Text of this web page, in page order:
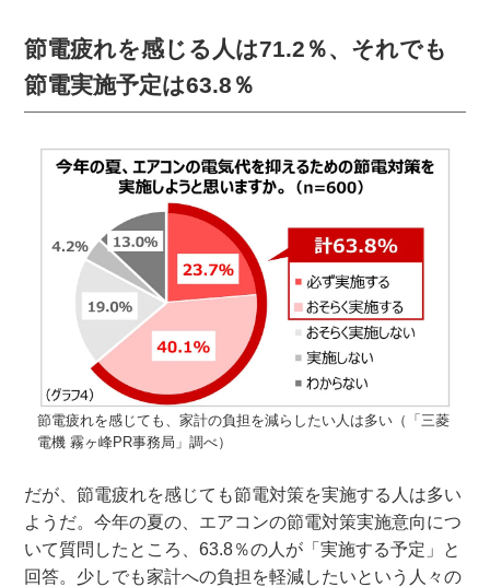
節電疲れを感じる人は71.2％、それでも
節電実施予定は63.8％
節電疲れを感じても、家計の負担を減らしたい人は多い（「三菱
電機 霧ヶ峰PR事務局」調べ）
だが、節電疲れを感じても節電対策を実施する人は多い
ようだ。今年の夏の、エアコンの節電対策実施意向につ
いて質問したところ、63.8％の人が「実施する予定」と
回答。少しでも家計への負担を軽減したいという人々の